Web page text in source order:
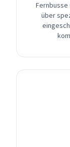
über